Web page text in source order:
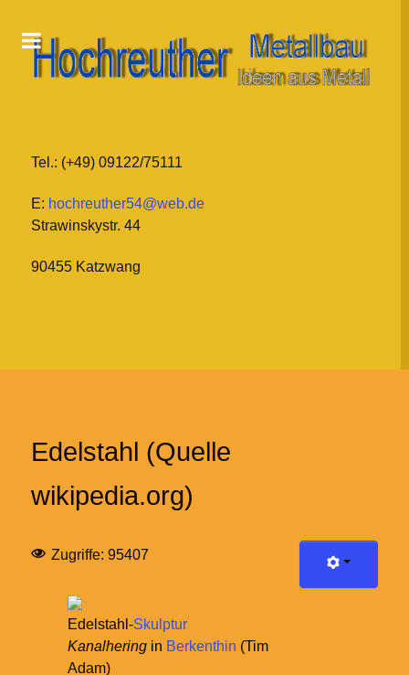
Tel.: (+49) 09122/75111
E: hochreuther54@web.de
Strawinskystr. 44
90455 Katzwang
Edelstahl (Quelle
wikipedia.org)
Zugriffe: 95407
Edelstahl-Skulptur
Kanalhering in Berkenthin (Tim
Adam)